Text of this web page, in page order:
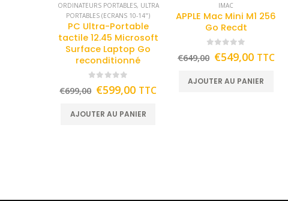
ORDINATEURS PORTABLES, ULTRA
PORTABLES (ECRANS 10-14")
PC Ultra-Portable
tactile 12.45 Microsoft
Surface Laptop Go
reconditionné
€699,00 €599,00 TTC
AJOUTER AU PANIER
IMAC
APPLE Mac Mini M1 256
Go Recdt
€649,00 €549,00 TTC
AJOUTER AU PANIER